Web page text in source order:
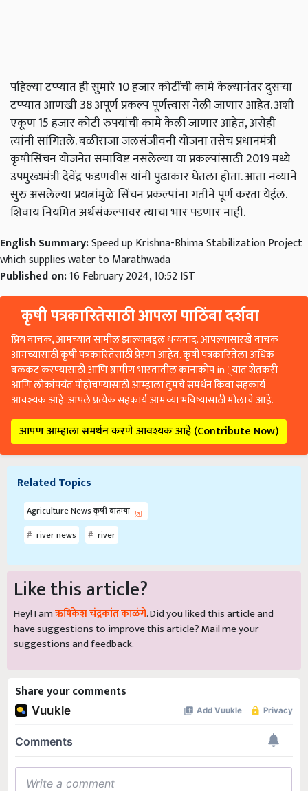
पहिल्या टप्प्यात ही सुमारे 10 हजार कोटींची कामे केल्यानंतर दुसऱ्या
टप्प्यात आणखी 38 अपूर्ण प्रकल्प पूर्णत्त्वास नेली जाणार आहेत. अशी
एकूण 15 हजार कोटी रुपयांची कामे केली जाणार आहेत, असेही
त्यांनी सांगितले. बळीराजा जलसंजीवनी योजना तसेच प्रधानमंत्री
कृषीसिंचन योजनेत समाविष्ट नसलेल्या या प्रकल्पांसाठी 2019 मध्ये
उपमुख्यमंत्री देवेंद्र फडणवीस यांनी पुढाकार घेतला होता. आता नव्याने
सुरु असलेल्या प्रयत्नांमुळे सिंचन प्रकल्पांना गतीने पूर्ण करता येईल.
शिवाय नियमित अर्थसंकल्पावर त्याचा भार पडणार नाही.
English Summary:Speed ​​up Krishna-Bhima Stabilization Project
which supplies water to Marathwada
Published on:16 February 2024, 10:52 IST
कृषी पत्रकारितेसाठी आपला पाठिंबा दर्शवा
प्रिय वाचक, आमच्यात सामील झाल्याबद्दल धन्यवाद. आपल्यासारखे वाचक
आमच्यासाठी कृषी पत्रकारितेसाठी प्रेरणा आहेत. कृषी पत्रकारितेला अधिक
बळकट करण्यासाठी आणि ग्रामीण भारतातील कानाकोप in्यात शेतकरी
आणि लोकांपर्यंत पोहोचण्यासाठी आम्हाला तुमचे समर्थन किंवा सहकार्य
आवश्यक आहे. आपले प्रत्येक सहकार्य आमच्या भविष्यासाठी मोलाचे आहे.
आपण आम्हाला समर्थन करणे आवश्यक आहे (Contribute Now)
Related Topics
Agriculture News कृषी बातम्या
river news
river
Like this article?
Hey! I amऋषिकेश चंद्रकांत काळंगे. Did you liked this article and
have suggestions to improve this article?Mailme your
suggestions and feedback.
Share your comments